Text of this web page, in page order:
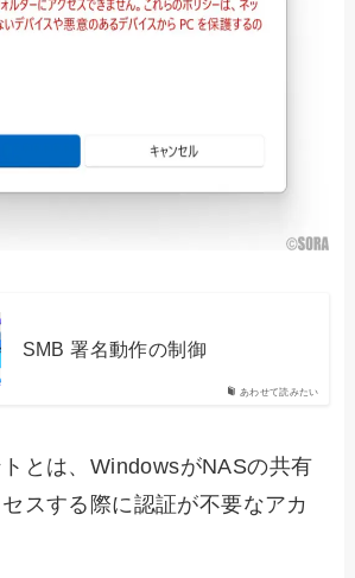
あわせて読みたい
SMB 署名動作の制御
とは、WindowsがNASの共有
スする際に認証が不要なアカ